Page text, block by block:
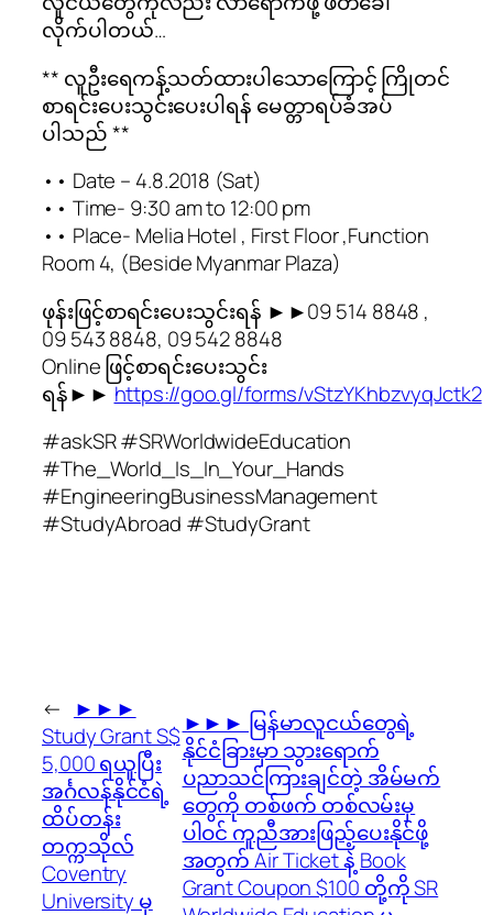
လိုက်ပါတယ်…
** လူဦးရေကန့်သတ်ထားပါသောကြောင့် ကြိုတင်
စာရင်းပေးသွင်းပေးပါရန် မေတ္တာရပ်ခံအပ်
ပါသည် **
•• Date – 4.8.2018 (Sat)
•• Time- 9:30 am to 12:00 pm
•• Place- Melia Hotel , First Floor ,Function
Room 4, (Beside Myanmar Plaza)
ဖုန်းဖြင့်စာရင်းပေးသွင်းရန် ►►09 514 8848 ,
09 543 8848, 09 542 8848
Online ဖြင့်စာရင်းပေးသွင်း
ရန်►►https://goo.gl/forms/vStzYKhbzvyqJctk2
#askSR #SRWorldwideEducation
#The_World_Is_In_Your_Hands
#EngineeringBusinessManagement
#StudyAbroad #StudyGrant
←
►►►
Study Grant S$
5,000 ရယူပြီး
အင်္ဂလန်နိုင်ငံရဲ့
ထိပ်တန်း
တက္ကသိုလ်
Coventry
University မှ
►►► မြန်မာလူငယ်တွေရဲ့
နိုင်ငံခြားမှာ သွားရောက်
ပညာသင်ကြားချင်တဲ့ အိမ်မက်
တွေကို တစ်ဖက် တစ်လမ်းမှ
ပါဝင် ကူညီအားဖြည့်ပေးနိုင်ဖို့
အတွက် Air Ticket နဲ့ Book
Grant Coupon $100 တို့ကို SR